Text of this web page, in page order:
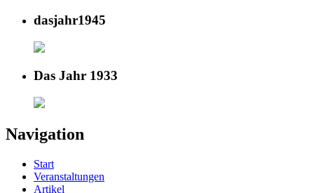
dasjahr1945
Das Jahr 1933
Navigation
Start
Veranstaltungen
Artikel